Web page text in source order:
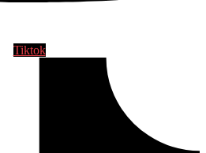
Tiktok